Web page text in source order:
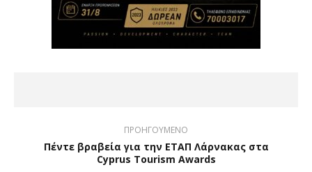
ΠΡΟΗΓΟΥΜΕΝΟ
Πέντε βραβεία για την ΕΤΑΠ Λάρνακας στα
Cyprus Tourism Awards